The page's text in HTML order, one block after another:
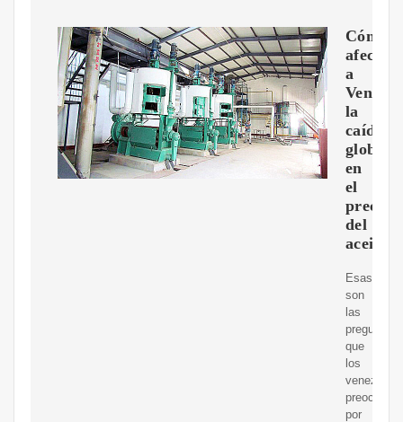
Cómo
afecta
a
la
caída
global
en
el
precio
del
aceite
Esas
son
las
preguntas
que
los
por